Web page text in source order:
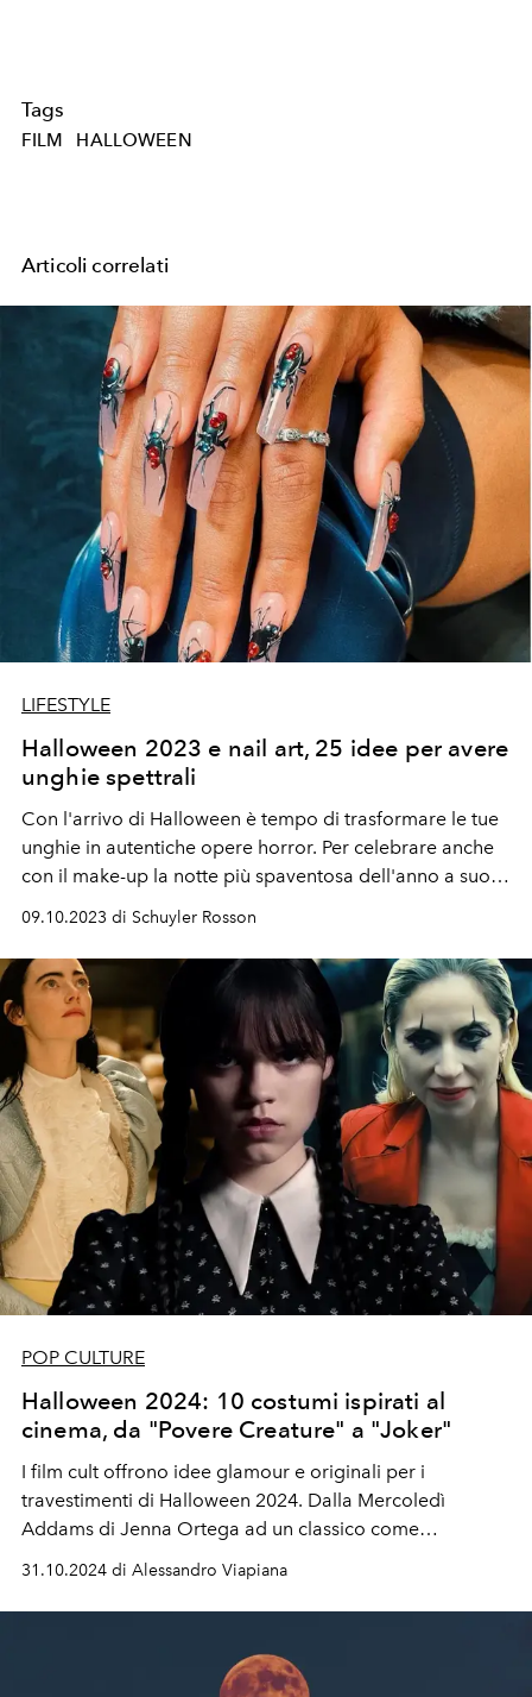
Tags
FILM HALLOWEEN
Articoli correlati
LIFESTYLE
Halloween 2023 e nail art, 25 idee per avere
unghie spettrali
Con l'arrivo di Halloween è tempo di trasformare le tue
unghie in autentiche opere horror. Per celebrare anche
con il make-up la notte più spaventosa dell'anno a suon
09.10.2023 di Schuyler Rosson
POP CULTURE
Halloween 2024: 10 costumi ispirati al
cinema, da "Povere Creature" a "Joker"
I film cult offrono idee glamour e originali per i
travestimenti di Halloween 2024. Dalla Mercoledì
Addams di Jenna Ortega ad un classico come
perfetti per chi cerca un look sofisticato e dal perfetto
stilegoth.
31.10.2024 di Alessandro Viapiana